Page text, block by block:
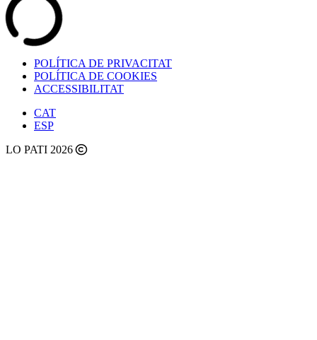
POLÍTICA DE PRIVACITAT
POLÍTICA DE COOKIES
ACCESSIBILITAT
CAT
ESP
LO PATI 2026